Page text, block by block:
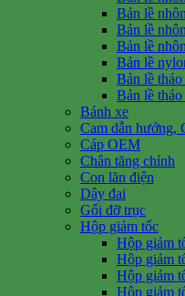
Bản lề
Bản lề
Bản lề
Bản lề
Bản lề
Bản lề
Bánh xe
Cam dẫn hướng,
Cáp OEM
Chân tăng chỉnh
Con lăn điện
Dây đai
Gối đỡ trục
Hộp giảm tốc
Hộp giảm
Hộp giảm
Hộp giảm
Hộp giảm